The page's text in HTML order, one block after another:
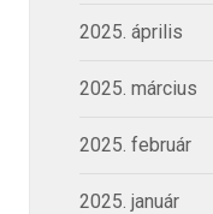
2025. április
2025. március
2025. február
2025. január